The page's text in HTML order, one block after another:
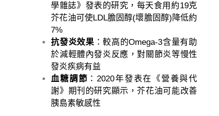
學雜誌》發表的研究，每天食用約19克
芥花油可使LDL膽固醇(壞膽固醇)降低約
7%
抗發炎效果：較高的Omega-3含量有助
於減輕體內發炎反應，對關節炎等慢性
發炎疾病有益
血糖調節 ：2020年發表在《營養與代
謝》期刊的研究顯示，芥花油可能改善
胰島素敏感性